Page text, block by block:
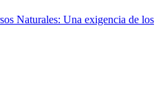
Naturales: Una exigencia de los